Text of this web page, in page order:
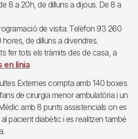
8 a 20h, de dilluns a dijous. De 8 a
de visita: Telèfon 93 260
de dilluns a divendres.
fer tots els tràmits des de casa, a
en línia.
Externes compta amb 140 boxes
de cirurgia menor ambulatòria i un
amb 8 punts assistencials on es
pacient diabètic i es realitzen també